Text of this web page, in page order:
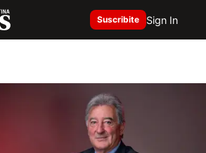
Suscribite Sign In